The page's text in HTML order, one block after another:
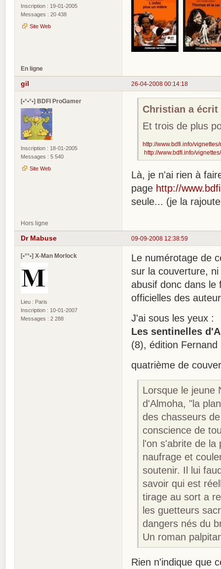
Inscription : 19-01-2005
Messages : 20 438
Site Web
En ligne
26-04-2008 00:14:18
gil
[•°•°•] BDFI ProGamer
Inscription : 18-01-2005
Messages : 5 540
Site Web
Christian a écrit
Et trois de plus
http://www.bdfi.info/
http://www.bdfi.info/
Là, je n'ai rien à
page http://
seule... (je la
Hors ligne
09-09-2008 12:38:59
Dr Mabuse
[•°°•] X-Man Morlock
Lieu : Paris
Inscription : 10-01-2007
Messages : 2 288
Le numérotage de
sur la couverture,
abusif donc dans le
officielles des
J'ai sous les yeux :
Les sentinelles
(8), édition
quatrième de
Lorsque le jeune
d'Almoha, "la
des chasseurs
cons­cience de
l'on s'abrite de
naufrage et
soutenir. Il lui
savoir qui est
tirage au sort a
les guetteurs
dangers nés du
Un roman
Rien n'indique que